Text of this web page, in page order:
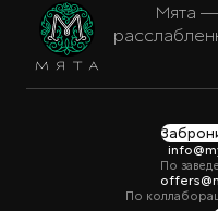
Мята
По
По